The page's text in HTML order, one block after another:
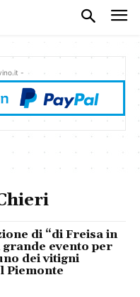
-
di “di Freisa in
grande evento per
dei vitigni
Piemonte